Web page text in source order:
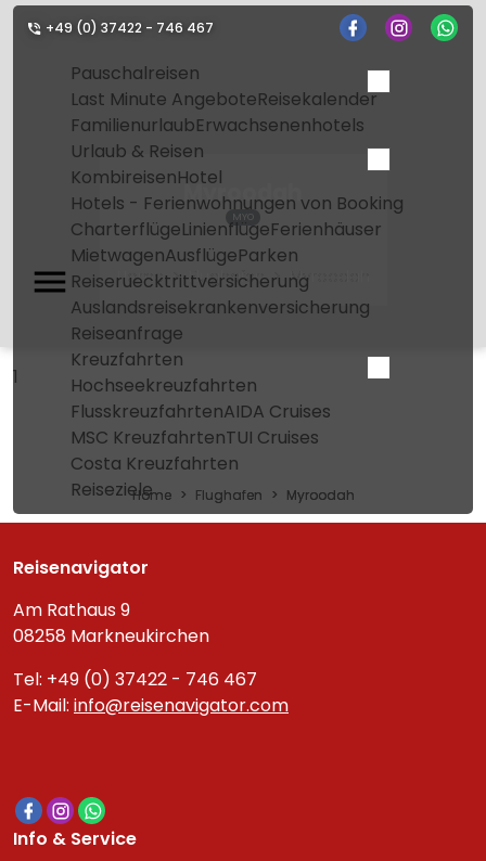
+49 (0) 37422 - 746 467
Pauschalreisen
Last Minute AngeboteReisekalender
FamilienurlaubErwachsenenhotels
Urlaub & Reisen
KombireisenHotel
Hotels - Ferienwohnungen von Booking
CharterflügeLinienflügeFerienhäuser
MietwagenAusflügeParken
Reiseruecktrittversicherung
Auslandsreisekrankenversicherung
Reiseanfrage
Kreuzfahrten
Hochseekreuzfahrten
FlusskreuzfahrtenAIDA Cruises
MSC KreuzfahrtenTUI Cruises
Costa Kreuzfahrten
Reiseziele
Myroodah
MYO
Home Flughafen Myroodah
1
Home Flughafen Myroodah
Reisenavigator
Am Rathaus 9
08258 Markneukirchen
Tel: +49 (0) 37422 - 746 467
E-Mail: info@reisenavigator.com
Info & Service